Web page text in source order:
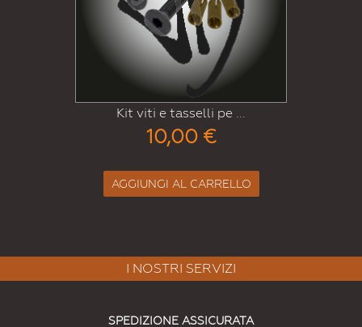
AGGIUNGI AL
I NOSTRI SERVIZI
SPEDIZIONE ASSICURATA